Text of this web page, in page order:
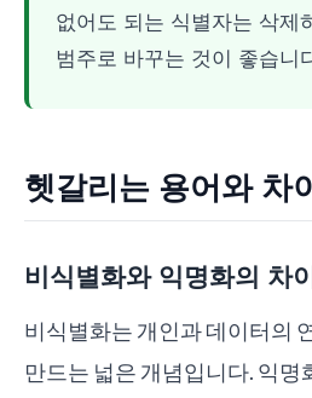
없어도 되는 식별자는 삭제
범주로 바꾸는 것이 좋습니
헷갈리는 용어와 차
비식별화와 익명화의 차
비식별화는 개인과 데이터의
만드는 넓은 개념입니다. 익명